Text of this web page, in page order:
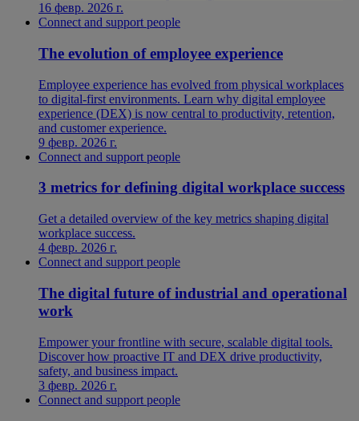
16 февр. 2026 г.
Connect and support people
The evolution of employee experience
Employee experience has evolved from physical workplaces
to digital-first environments. Learn why digital employee
experience (DEX) is now central to productivity, retention,
and customer experience.
9 февр. 2026 г.
Connect and support people
3 metrics for defining digital workplace success
Get a detailed overview of the key metrics shaping digital
workplace success.
4 февр. 2026 г.
Connect and support people
The digital future of industrial and operational
work
Empower your frontline with secure, scalable digital tools.
Discover how proactive IT and DEX drive productivity,
safety, and business impact.
3 февр. 2026 г.
Connect and support people